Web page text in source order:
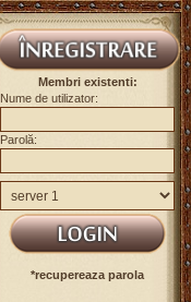
Membri existenti:
Nume de utilizator:
Parolă:
*recupereaza parola